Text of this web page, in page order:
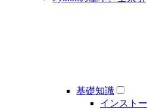
基礎知識
インスト